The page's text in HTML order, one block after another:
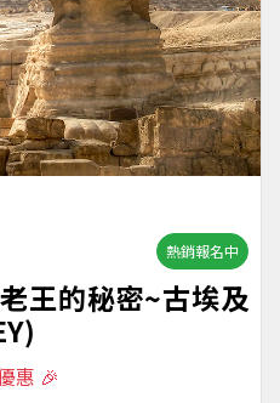
熱銷報名中
王的秘密~古埃及
惠 🎉